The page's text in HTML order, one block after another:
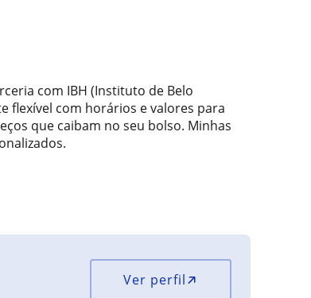
com IBH (Instituto de Belo
flexível com horários e valores para
que caibam no seu bolso. Minhas
Ver perfil